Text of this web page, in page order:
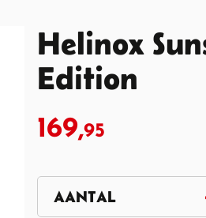
Helinox
Edition
169,95